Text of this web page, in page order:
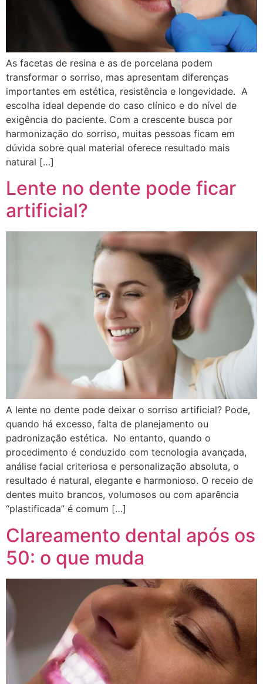
As facetas de resina e as de porcelana podem
transformar o sorriso, mas apresentam diferenças
importantes em estética, resistência e longevidade. A
escolha ideal depende do caso clínico e do nível de
exigência do paciente. Com a crescente busca por
harmonização do sorriso, muitas pessoas ficam em
dúvida sobre qual material oferece resultado mais
natural […]
Lente no dente pode ficar
artificial?
A lente no dente pode deixar o sorriso artificial? Pode,
quando há excesso, falta de planejamento ou
padronização estética. No entanto, quando o
procedimento é conduzido com tecnologia avançada,
análise facial criteriosa e personalização absoluta, o
resultado é natural, elegante e harmonioso. O receio de
dentes muito brancos, volumosos ou com aparência
“plastificada” é comum […]
Clareamento dental após os
50: o que muda